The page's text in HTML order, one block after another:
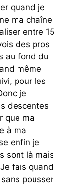
quand je
ma chaîne
entre 15
des pros
au fond du
même
pour les
je
descentes
que ma
à ma
enfin je
sont là mais
fais quand
pousser